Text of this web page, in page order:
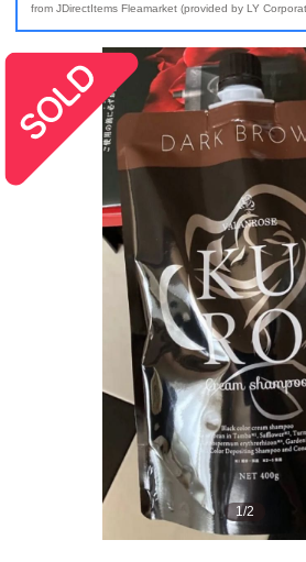
from JDirectItems Fleamarket (provided by LY
1/2